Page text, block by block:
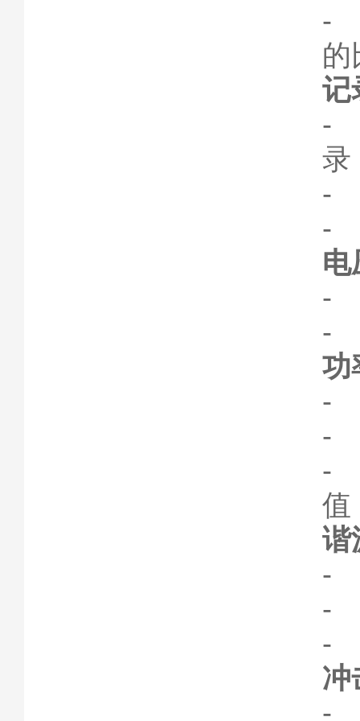
-
的
记
-
录
-
-
电
-
-
功
-
-
-
值
谐
-
-
-
冲
-